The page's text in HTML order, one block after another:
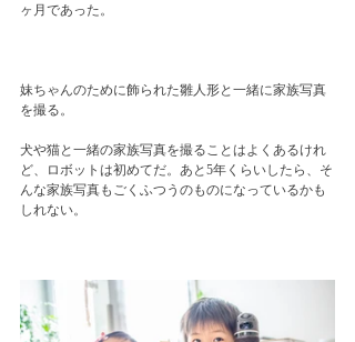
ヶ月であった。
妹ちゃんのために飾られた雛人形と一緒に家族写真
を撮る。
犬や猫と一緒の家族写真を撮ることはよくあるけれ
ど、ロボットは初めてだ。あと5年くらいしたら、そ
んな家族写真もごくふつうのものになっているかも
しれない。